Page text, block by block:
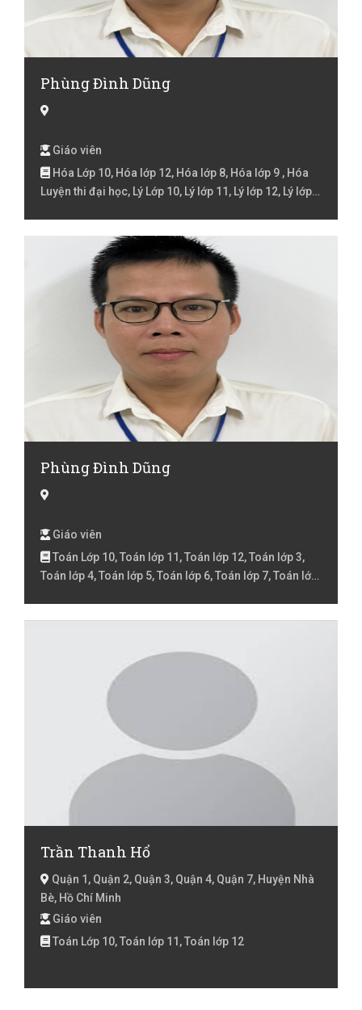
Phùng Đình Dũng
Giáo viên
Hóa Lớp 10, Hóa lớp 12, Hóa lớp 8, Hóa lớp 9 , Hóa
Luyện thi đại học, Lý Lớp 10, Lý lớp 11, Lý lớp 12, Lý lớp
2, Toán lớp 3, Toán lớp 4, Toán lớp 5, Toán lớp 6, Toán
lớp 7, Toán lớp 8, Toán lớp 9 , Toán Luyện thi đại học
Phùng Đình Dũng
Giáo viên
Toán Lớp 10, Toán lớp 11, Toán lớp 12, Toán lớp 3,
Toán lớp 4, Toán lớp 5, Toán lớp 6, Toán lớp 7, Toán lớp
Trần Thanh Hổ
Quận 1, Quận 2, Quận 3, Quận 4, Quận 7, Huyện Nhà
Bè, Hồ Chí Minh
Giáo viên
Toán Lớp 10, Toán lớp 11, Toán lớp 12